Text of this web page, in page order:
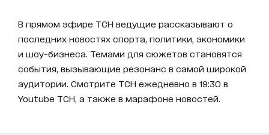
В прямом эфире ТСН ведущие рассказывают о
последних новостях спорта, политики, экономики
и шоу-бизнеса. Темами для сюжетов становятся
события, вызывающие резонанс в самой широкой
аудитории. Смотрите ТСН ежедневно в 19:30 в
Youtube ТСН, а также в марафоне новостей.